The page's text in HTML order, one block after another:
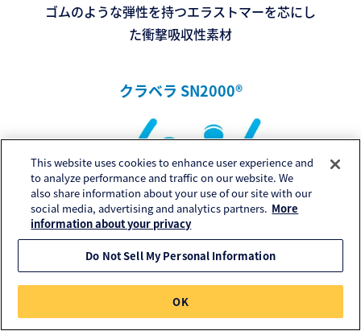
ゴムのような弾性を持つエラストマーを芯にし
た衝撃吸収性素材
クラベラ SN2000®
This website uses cookies to enhance user experience and
to analyze performance and traffic on our website. We
also share information about your use of our site with our
social media, advertising and analytics partners. More
information about your privacy
Do Not Sell My Personal Information
OK